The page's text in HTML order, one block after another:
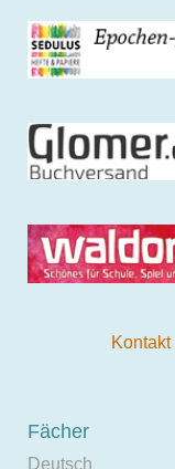
Kontakt
Fächer
Deutsch